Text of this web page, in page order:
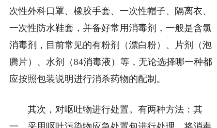
次性外科口罩、橡胶手套、一次性帽子、隔离衣、
一次性防水鞋套，并备好常用消毒剂，一般是含氯
消毒剂，目前常见的有粉剂（漂白粉）、片剂（泡
腾片）、水剂（84消毒液）等，无论选择哪一种都
应按照包装说明进行消杀药物的配制。
其次，对呕吐物进行处置。有两种方法：其